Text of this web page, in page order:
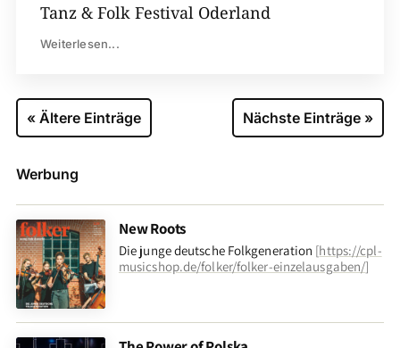
Tanz & Folk Festival Oderland
Weiterlesen...
« Ältere Einträge Nächste Einträge »
Werbung
New Roots
Die junge deutsche Folkgeneration [https://cpl-
musicshop.de/folker/folker-einzelausgaben/]